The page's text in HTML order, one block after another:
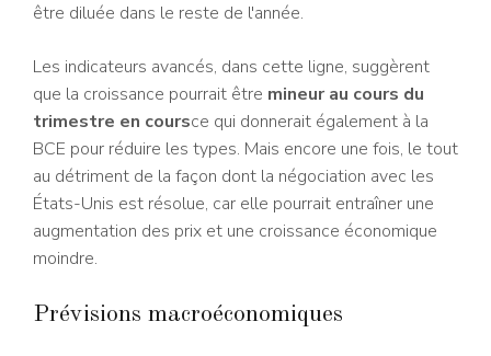
être diluée dans le reste de l'année.
Les indicateurs avancés, dans cette ligne, suggèrent
que la croissance pourrait être mineur au cours du
trimestre en coursce qui donnerait également à la
BCE pour réduire les types. Mais encore une fois, le tout
au détriment de la façon dont la négociation avec les
États-Unis est résolue, car elle pourrait entraîner une
augmentation des prix et une croissance économique
moindre.
Prévisions macroéconomiques